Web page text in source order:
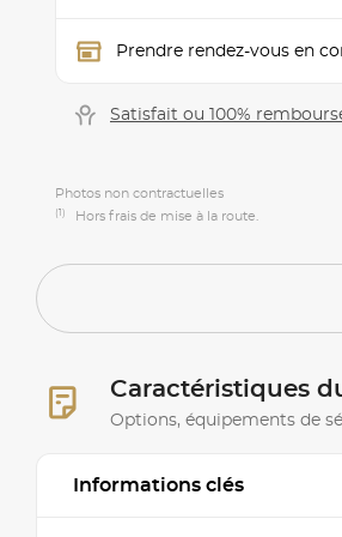
Prendre rendez-vous en
Satisfait ou 100%
Photos non contractuelles
(1) Hors frais de mise à la route.
Caractéristiques
Options, équipements de
Informations clés